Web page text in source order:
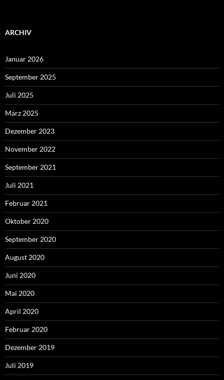
ARCHIV
Januar 2026
September 2025
Juli 2025
März 2025
Dezember 2023
November 2022
September 2021
Juli 2021
Februar 2021
Oktober 2020
September 2020
August 2020
Juni 2020
Mai 2020
April 2020
Februar 2020
Dezember 2019
Juli 2019